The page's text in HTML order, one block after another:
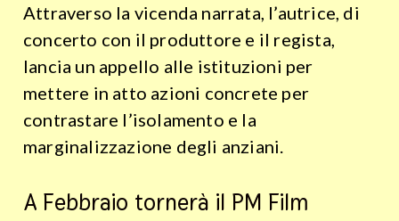
Attraverso la vicenda narrata, l’autrice, di
concerto con il produttore e il regista,
lancia un appello alle istituzioni per
mettere in atto azioni concrete per
contrastare l’isolamento e la
marginalizzazione degli anziani.
A Febbraio tornerà il PM Film